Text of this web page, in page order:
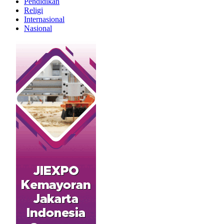
Religi
Internasional
Nasional